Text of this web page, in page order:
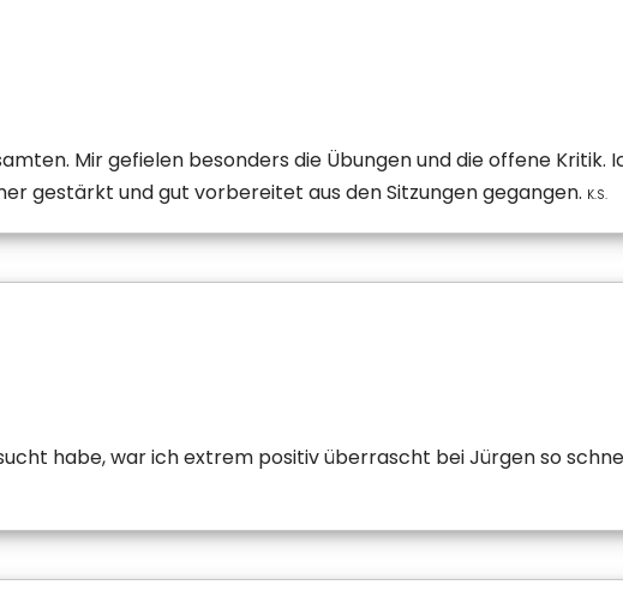
Mir gefielen besonders die Übungen und die offene
gestärkt und gut vorbereitet aus den Sitzungen gegangen. K.S.
habe, war ich extrem positiv überrascht bei Jürgen so